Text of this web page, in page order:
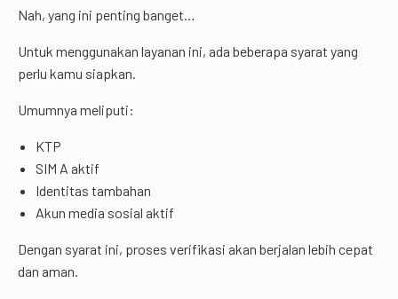
Nah, yang ini penting banget…
Untuk menggunakan layanan ini, ada beberapa syarat yang
perlu kamu siapkan.
Umumnya meliputi:
KTP
SIM A aktif
Identitas tambahan
Akun media sosial aktif
Dengan syarat ini, proses verifikasi akan berjalan lebih cepat
dan aman.